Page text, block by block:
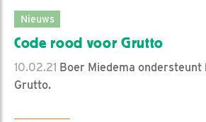
Nieuws
Code rood voor Grutto
10.02.21 Boer Miedema ondersteunt
Grutto.